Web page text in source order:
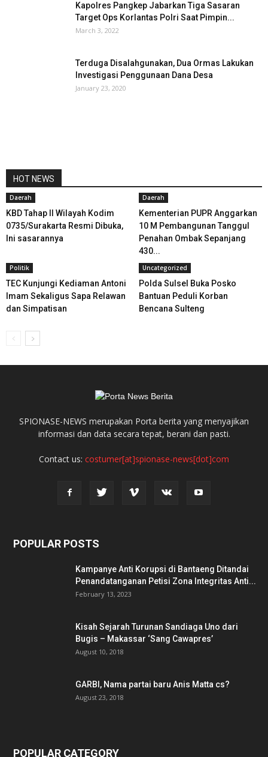
Kapolres Pangkep Jabarkan Tiga Sasaran
Target Ops Korlantas Polri Saat Pimpin...
March 3, 2022
Terduga Disalahgunakan, Dua Ormas Lakukan
Investigasi Penggunaan Dana Desa
January 23, 2020
HOT NEWS
Daerah
KBD Tahap II Wilayah Kodim
0735/Surakarta Resmi Dibuka,
Ini sasarannya
Daerah
Kementerian PUPR Anggarkan
10 M Pembangunan Tanggul
Penahan Ombak Sepanjang
430...
Politik
TEC Kunjungi Kediaman Antoni
Imam Sekaligus Sapa Relawan
dan Simpatisan
Uncategorized
Polda Sulsel Buka Posko
Bantuan Peduli Korban
Bencana Sulteng
SPIONASE-NEWS merupakan Porta berita yang menyajikan
informasi dan data secara tepat, berani dan pasti.
Contact us: costumer[at]spionase-news[dot]com
POPULAR POSTS
Kampanye Anti Korupsi di Bantaeng Ditandai
Penandatanganan Petisi Zona Integritas Anti...
February 13, 2023
Kisah Sejarah Turunan Sandiaga Uno dari
Bugis – Makassar ‘Sang Cawapres’
August 10, 2018
GARBI, Nama partai baru Anis Matta cs?
August 23, 2018
POPULAR CATEGORY